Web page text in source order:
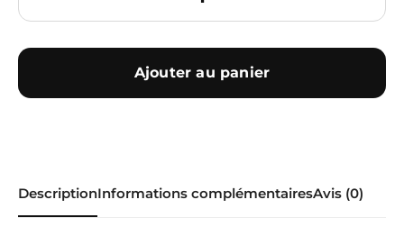
Ajouter au panier
DescriptionInformations complémentairesAvis (0)